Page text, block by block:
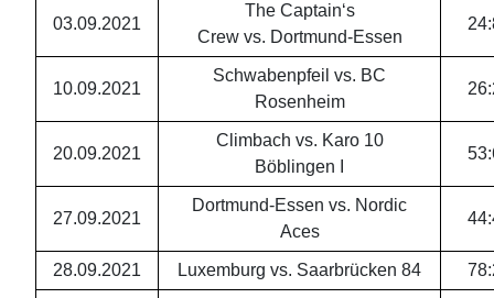
03.09.2021
The Captain‘s
Crew vs. Dortmund-Essen
24:
10.09.2021
Schwabenpfeil vs. BC
Rosenheim
26:
20.09.2021
Climbach vs. Karo 10
Böblingen I
53:
27.09.2021
Dortmund-Essen vs. Nordic
Aces
44:
28.09.2021 Luxemburg vs. Saarbrücken 84 78: